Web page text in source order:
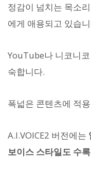
정감이 넘치는 목소
에게 애용되고 있습
YouTube나 니코니
숙합니다.
폭넓은 콘텐츠에 적
A.I.VOICE2 버전에는
보이스 스타일도 수록